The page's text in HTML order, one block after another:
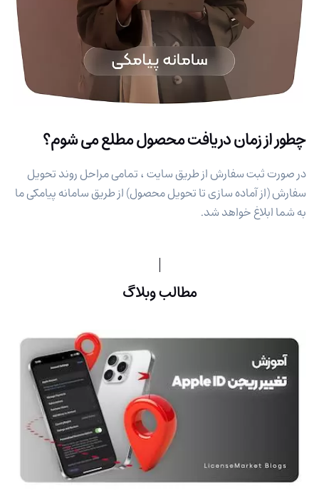
چطور از زمان دریافت محصول مطلع می شوم؟
در صورت ثبت سفارش از طریق سایت ، تمامی مراحل روند تحویل
سفارش (از آماده سازی تا تحویل محصول) از طریق سامانه پیامکی ما
به شما ابلاغ خواهد شد.
مطالب وبلاگ